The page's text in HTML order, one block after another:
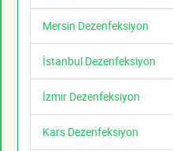
Mersin Dezenfeksiyon
İstanbul Dezenfeksiyon
İzmir Dezenfeksiyon
Kars Dezenfeksiyon